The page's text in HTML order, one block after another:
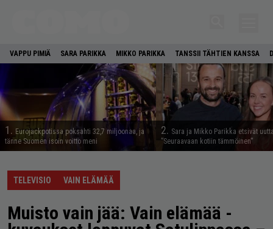
VAPPU PIMIÄ SARA PARIKKA MIKKO PARIKKA TANSSII TÄHTIEN KANSSA
1. Eurojackpotissa poksahti 32,7 miljoonaa, ja
tänne Suomen isoin voitto meni
2. Sara ja Mikko Parikka etsivät
”Seuraavaan kotiin tämmöinen”
TELEVISIO VAIN ELÄMÄÄ
Muisto vain jää: Vain elämää -